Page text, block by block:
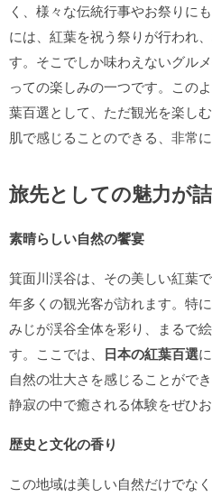
く、様々な伝統行事やお祭りに
には、紅葉を祝う祭りが行われ
す。そこでしか味わえないグル
っての楽しみの一つです。この
葉百選として、ただ観光を楽し
肌で感じることのできる、非常
旅先としての魅力が
素晴らしい自然の饗宴
箕面川渓谷は、その美しい紅葉
年多くの観光客が訪れます。特
みじが渓谷全体を彩り、まるで
す。ここでは、 日本の紅葉百選
自然の壮大さを感じることがで
静寂の中で癒される体験をぜひお
歴史と文化の香り
この地域は美しい自然だけでな